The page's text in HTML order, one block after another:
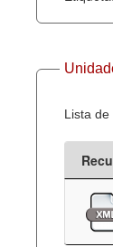
Lista de